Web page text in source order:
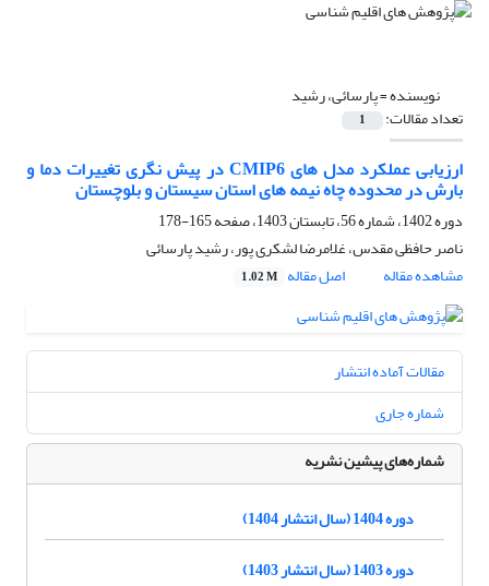
نویسنده =پارسائی، رشید
تعداد مقالات: 1
ارزیابی عملکرد مدل های CMIP6 در پیش نگری تغییرات دما و
بارش در محدوده چاه نیمه های استان سیستان و بلوچستان
دوره 1402، شماره 56، تابستان 1403، صفحه
165-178
ناصر حافظی مقدس، غلامرضا لشکری پور، رشید پارسائی
مشاهده مقاله
اصل مقاله 1.02 M
مقالات آماده انتشار
شماره جاری
شماره‌های پیشین نشریه
دوره 1404 (سال انتشار 1404)
دوره 1403 (سال انتشار 1403)